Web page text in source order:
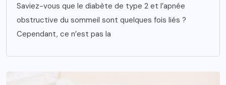
Saviez-vous que le diabète de type 2 et l’apnée
obstructive du sommeil sont quelques fois liés ?
Cependant, ce n’est pas la